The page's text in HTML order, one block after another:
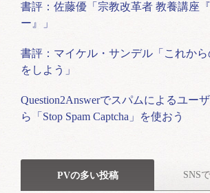
書評：佐藤優「宗教改革者 教養講座
ー』」
書評：マイケル・サンデル「これか
をしよう」
Question2Answerでスパムによるユー
ら「Stop Spam Captcha」を使おう
PVの多い投稿 SNS